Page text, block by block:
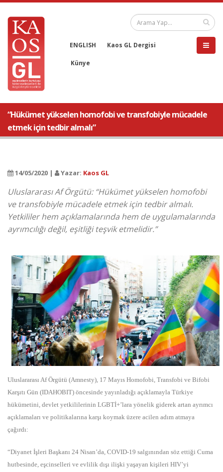
ENGLISH Kaos GL Dergisi
Künye
“Hükümet yükselen homofobi ve transfobiyle mücadele
etmek için tedbir almalı”
14/05/2020 | Yazar: Kaos GL
Uluslararası Af Örgütü: “Hükümet yükselen homofobi
ve transfobiyle mücadele etmek için tedbir almalı.
Yetkililer hem açıklamalarında hem de uygulamalarında
ayrımcılığı değil, eşitliği teşvik etmelidir.”
Uluslararası Af Örgütü (Amnesty), 17 Mayıs Homofobi, Transfobi ve Bifobi
Karşıtı Gün (IDAHOBIT) öncesinde yayınladığı açıklamayla Türkiye
hükümetini, devlet yetkililerinin LGBTİ+’lara yönelik giderek artan ayrımcı
açıklamaları ve politikalarına karşı koymak üzere acilen adım atmaya
çağırdı:
“Diyanet İşleri Başkanı 24 Nisan’da, COVID-19 salgınından söz ettiği Cuma
hutbesinde, eşcinselleri ve evlilik dışı ilişki yaşayan kişileri HIV’yi